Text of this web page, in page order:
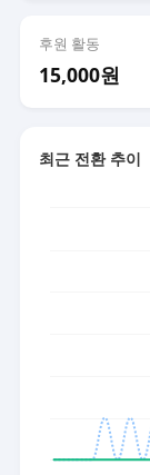
후원 활동
15,000원
최근 전환 추이